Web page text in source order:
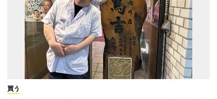
買う